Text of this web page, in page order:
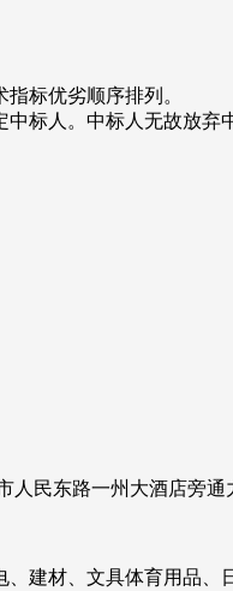
标优劣顺序排列。
标人。中标人无故放弃
民东路一州大酒店旁通
建材、文具体育用品、